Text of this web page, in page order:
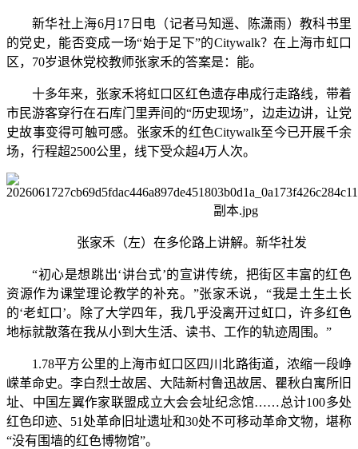
新华社上海6月17日电（记者马知遥、陈潇雨）教科书里
的党史，能否变成一场“始于足下”的Citywalk？在上海市虹口
区，70岁退休党校教师张家禾的答案是：能。
十多年来，张家禾将虹口区红色遗存串成行走路线，带着
市民游客穿行在石库门里弄间的“历史现场”，边走边讲，让党
史故事变得可触可感。张家禾的红色Citywalk至今已开展千余
场，行程超2500公里，线下受众超4万人次。
张家禾（左）在多伦路上讲解。新华社发
“初心是想跳出‘讲台式’的宣讲传统，把街区丰富的红色
资源作为课堂理论教学的补充。”张家禾说，“我是土生土长
的‘老虹口’。除了大学四年，我几乎没离开过虹口，许多红色
地标就散落在我从小到大生活、读书、工作的轨迹周围。”
1.78平方公里的上海市虹口区四川北路街道，浓缩一段峥
嵘革命史。李白烈士故居、大陆新村鲁迅故居、瞿秋白寓所旧
址、中国左翼作家联盟成立大会会址纪念馆……总计100多处
红色印迹、51处革命旧址遗址和30处不可移动革命文物，堪称
“没有围墙的红色博物馆”。